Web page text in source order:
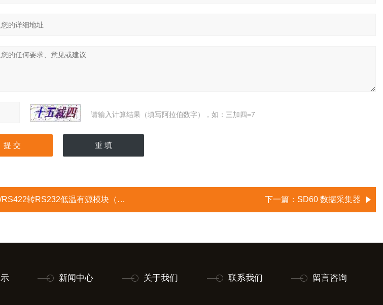
请输入计算结果（填写阿拉伯数字），如：三加四=7
转RS232低温有源模块（工业级） 下一篇： SD60 数据采集器
新闻中心 关于我们 联系我们 留言咨询